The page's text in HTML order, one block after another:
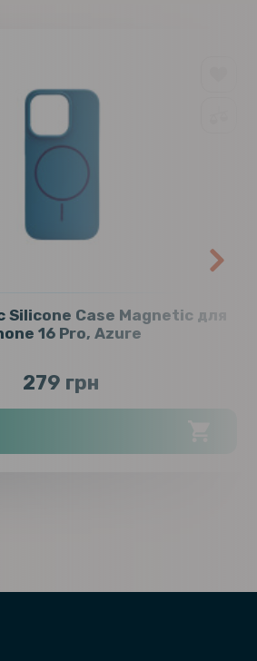
Silicone Case Magnetic для
16 Pro, Azure
279 грн